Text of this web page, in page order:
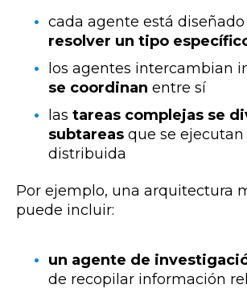
cada agente está diseñado
resolver un tipo
los agentes intercambian
se coordinan entre sí
las tareas complejas se
subtareas que se
distribuida
Por ejempl o, una arquitectura
puede incl uir:
un agente de
de recopilar información